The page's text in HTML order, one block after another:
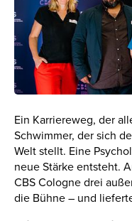
Ein Karriereweg, der
Schwimmer, der sich
Welt stellt. Eine
neue Stärke entsteht.
CBS Cologne drei
die Bühne – und